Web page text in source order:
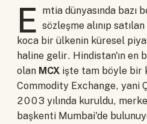
E mtia dünyasında bazı
sözleşme alınıp
koca bir ülkenin küresel
haline gelir. Hindistan'ın en
olan MCX işte tam böyle bir
Commodity Exchange, yani
2003 yılında kuruldu,
başkenti Mumbai'de